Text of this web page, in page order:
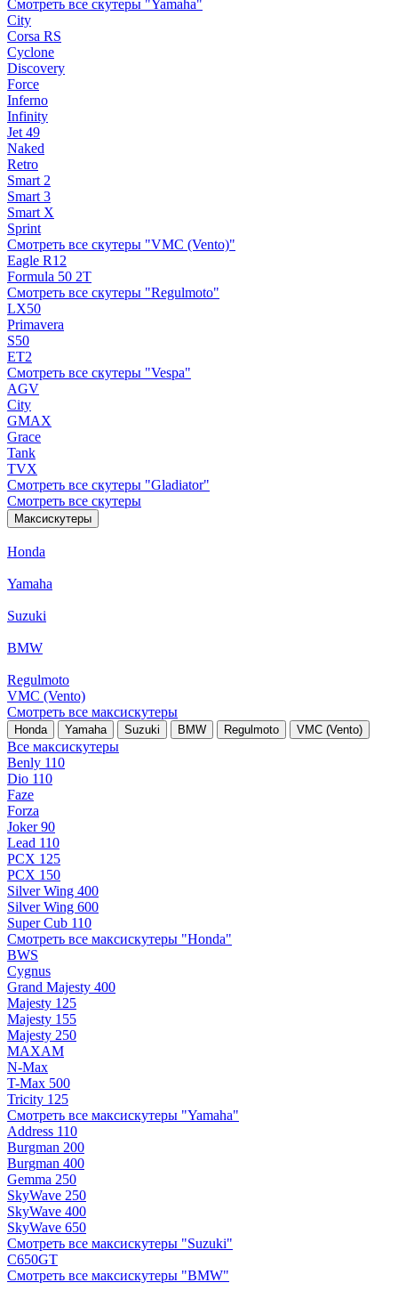
Смотреть все скутеры "Yamaha"
City
Corsa RS
Cyclone
Discovery
Force
Inferno
Infinity
Jet 49
Naked
Retro
Smart 2
Smart 3
Smart X
Sprint
Смотреть все скутеры "VMC (Vento)"
Eagle R12
Formula 50 2Т
Смотреть все скутеры "Regulmoto"
LX50
Primavera
S50
ET2
Смотреть все скутеры "Vespa"
AGV
City
GMAX
Grace
Tank
TVX
Смотреть все скутеры "Gladiator"
Смотреть все скутеры
Максискутеры
Honda
Yamaha
Suzuki
BMW
Regulmoto
VMC (Vento)
Смотреть все максискутеры
Honda Yamaha Suzuki BMW Regulmoto VMC (Vento)
Все максискутеры
Benly 110
Dio 110
Faze
Forza
Joker 90
Lead 110
PCX 125
PCX 150
Silver Wing 400
Silver Wing 600
Super Cub 110
Смотреть все максискутеры "Honda"
BWS
Cygnus
Grand Majesty 400
Majesty 125
Majesty 155
Majesty 250
MAXAM
N-Max
T-Max 500
Tricity 125
Смотреть все максискутеры "Yamaha"
Address 110
Burgman 200
Burgman 400
Gemma 250
SkyWave 250
SkyWave 400
SkyWave 650
Смотреть все максискутеры "Suzuki"
C650GT
Смотреть все максискутеры "BMW"